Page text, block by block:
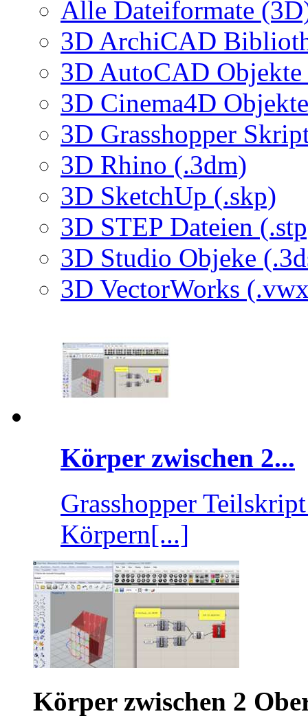
Alle Dateiformate
3D ArchiCAD
3D AutoCAD
3D Cinema4D
3D Grasshopper
3D Rhino (.3dm)
3D SketchUp (.skp)
3D STEP Dateien
3D Studio Objeke
3D VectorWorks
Körper zwischen 2...
Grasshopper
Körpern[...]
Körper zwischen 2